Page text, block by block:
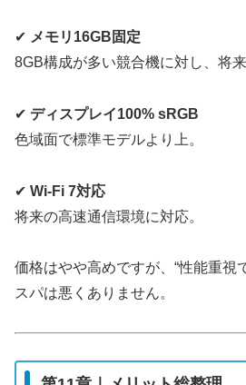
✔ メモリ16GB固定
8GB構成が多い競合機に対し、将来
✔ ディスプレイ100% sRGB
色域面で標準モデルより上。
✔ Wi-Fi 7対応
将来の高速通信環境に対応。
価格はやや高めですが、“性能重視
スパは悪くありません。